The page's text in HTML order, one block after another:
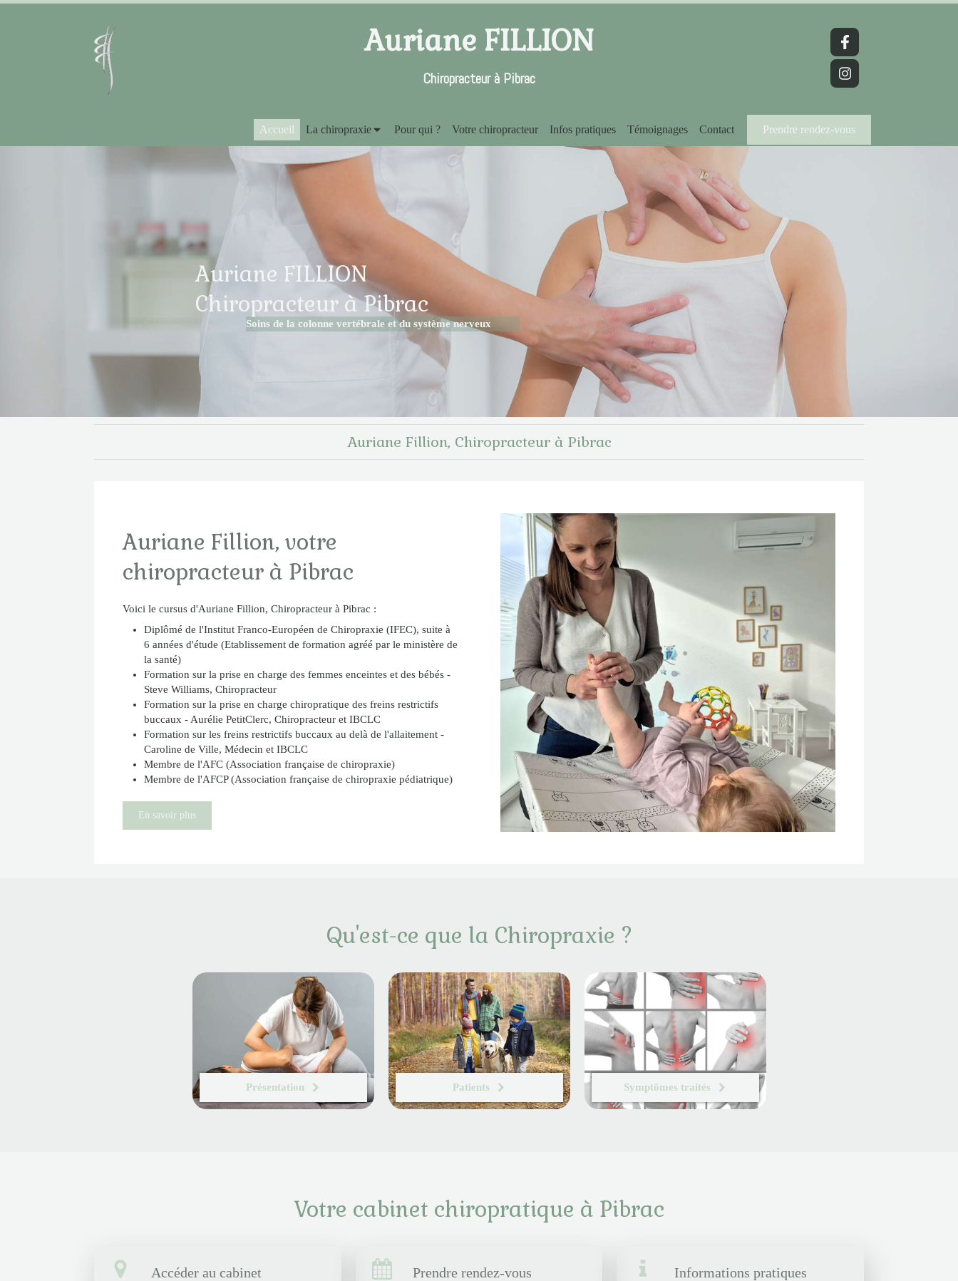
Auriane FILLION
Chiropracteur à Pibrac
Accueil La chiropraxie Pour qui ? Votre chiropracteur Infos pratiques Témoignages Contact Prendre rendez-vous
Auriane FILLION
Chiropracteur àPibrac
Soins de la colonne vertébrale et du système nerveux
Auriane Fillion, Chiropracteur à Pibrac
Auriane Fillion, votre
chiropracteur à Pibrac
Voici le cursus d'Auriane Fillion, Chiropracteur à Pibrac :
Diplômé de l'Institut Franco-Européen de Chiropraxie (IFEC), suite à
6 années d'étude (Etablissement de formation agréé par le ministère de
la santé)
Formation sur la prise en charge des femmes enceintes et des bébés -
Steve Williams, Chiropracteur
Formation sur la prise en charge chiropratique des freins restrictifs
buccaux - Aurélie PetitClerc, Chiropracteur et IBCLC
Formation sur les freins restrictifs buccaux au delà de l'allaitement -
Caroline de Ville, Médecin et IBCLC
Membre de l'AFC (Association française de chiropraxie)
Membre de l'AFCP (Association française de chiropraxie pédiatrique)
En savoir plus
Qu'est-ce que la Chiropraxie ?
Présentation Patients Symptômes traités
Votre cabinet chiropratique à Pibrac
Accéder au cabinet Prendre rendez-vous Informations pratiques